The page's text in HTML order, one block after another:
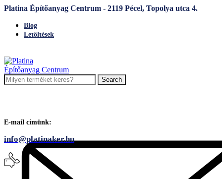
Platina Építőanyag Centrum - 2119 Pécel, Topolya utca 4.
Blog
Letöltések
Search
E-mail címünk:
info@platinaker.hu